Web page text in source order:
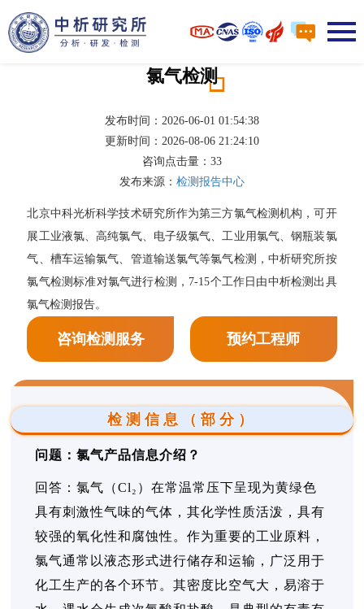
氯气检测
发布时间：2026-06-01 01:54:38
更新时间：2026-08-06 21:24:10
咨询点击量： 33
发布来源： 检测报告中心
北京中科光析科学技术研究所作为第三方氯气检测机构，可开
展工业液氯、高纯氯气、电子级氯气、工业用氯气、钢瓶装氯
气、槽车运输氯气、管道输送氯气等氯气检测，中析研究所按
氯气检测标准对氯气进行检测，7-15个工作日由中析检测出具
氯气检测报告。
咨询检测服务 预约工程师
检测信息（部分）
问题：氯气产品信息介绍？
回答：氯气（Cl₂）在常温常压下呈现为黄绿色
具有刺激性气味的气体，其化学性质活泼，具有
较强的氧化性和腐蚀性。作为重要的工业原料，
氯气通常以液态形式进行储存和运输，广泛用于
化工生产的各个环节。其密度比空气大，易溶于